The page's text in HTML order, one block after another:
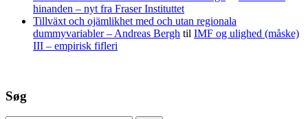
hinanden – nyt fra Fraser Instituttet
Tillväxt och ojämlikhet med och utan regionala
dummyvariabler – Andreas Bergh til IMF og ulighed (måske)
III – empirisk fifleri
Søg